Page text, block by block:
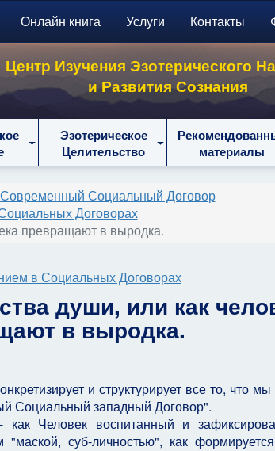
Онлайн книга Услуги Контакты
Центр Изучения Эзотерического
и Развития Сознания
Эзотерическое
Целительство
материалы
Современный Социальный Договор
Договорах
превращают в выродка.
в Социальных Договорах
души, или как
в выродка.
и структурирует все то, что
Социальный западный Договор".
как Человек воспитанный и
суб-личностью", как